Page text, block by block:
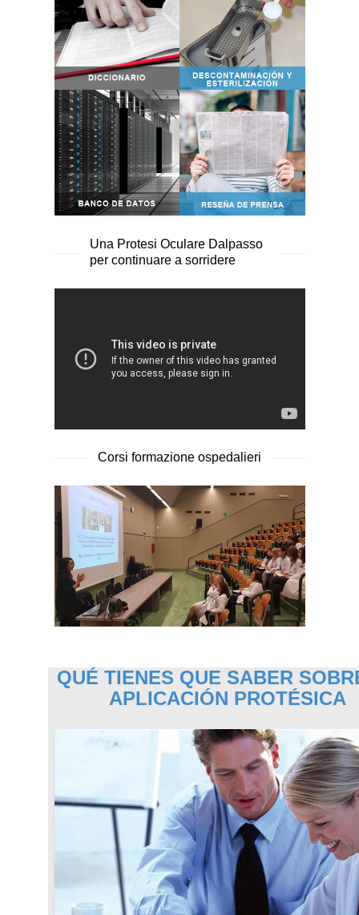
Una Protesi Oculare Dalpasso
per continuare a sorridere
Corsi formazione ospedalieri
QUÉ TIENES QUE SABER
APLICACIÓN PROTÉSICA